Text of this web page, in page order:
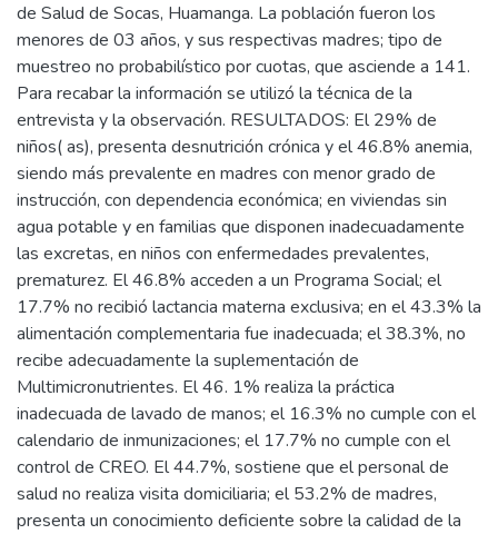
de Salud de Socas, Huamanga. La población fueron los
menores de 03 años, y sus respectivas madres; tipo de
muestreo no probabilístico por cuotas, que asciende a 141.
Para recabar la información se utilizó la técnica de la
entrevista y la observación. RESULTADOS: El 29% de
niños( as), presenta desnutrición crónica y el 46.8% anemia,
siendo más prevalente en madres con menor grado de
instrucción, con dependencia económica; en viviendas sin
agua potable y en familias que disponen inadecuadamente
las excretas, en niños con enfermedades prevalentes,
prematurez. El 46.8% acceden a un Programa Social; el
17.7% no recibió lactancia materna exclusiva; en el 43.3% la
alimentación complementaria fue inadecuada; el 38.3%, no
recibe adecuadamente la suplementación de
Multimicronutrientes. El 46. 1% realiza la práctica
inadecuada de lavado de manos; el 16.3% no cumple con el
calendario de inmunizaciones; el 17.7% no cumple con el
control de CREO. El 44.7%, sostiene que el personal de
salud no realiza visita domiciliaria; el 53.2% de madres,
presenta un conocimiento deficiente sobre la calidad de la